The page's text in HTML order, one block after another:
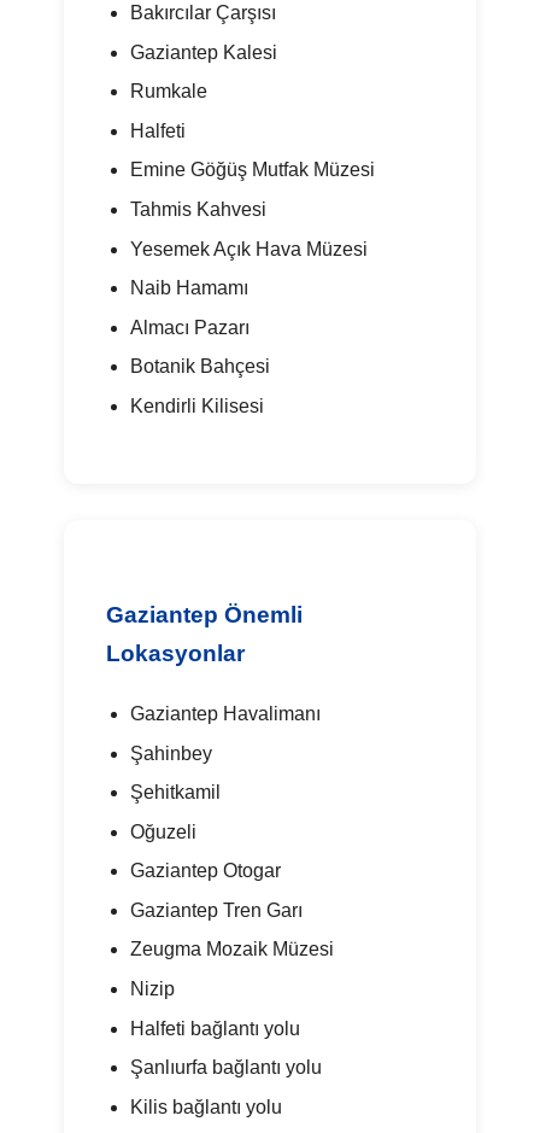
Bakırcılar Çarşısı
Gaziantep Kalesi
Rumkale
Halfeti
Emine Göğüş Mutfak Müzesi
Tahmis Kahvesi
Yesemek Açık Hava Müzesi
Naib Hamamı
Almacı Pazarı
Botanik Bahçesi
Kendirli Kilisesi
Gaziantep Önemli
Lokasyonlar
Gaziantep Havalimanı
Şahinbey
Şehitkamil
Oğuzeli
Gaziantep Otogar
Gaziantep Tren Garı
Zeugma Mozaik Müzesi
Nizip
Halfeti bağlantı yolu
Şanlıurfa bağlantı yolu
Kilis bağlantı yolu